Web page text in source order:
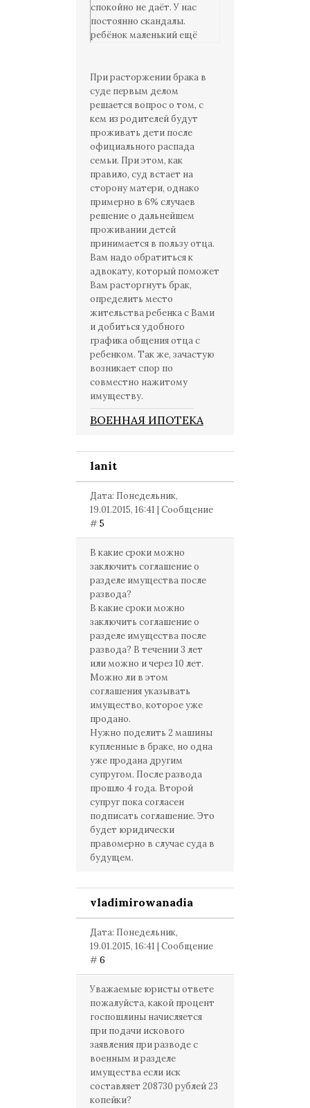
спокойно не даёт. У нас
постоянно скандалы.
ребёнок маленький ещё
При расторжении брака в
суде первым делом
решается вопрос о том, с
кем из родителей будут
проживать дети после
официального распада
семьи. При этом, как
правило, суд встает на
сторону матери, однако
примерно в 6% случаев
решение о дальнейшем
проживании детей
принимается в пользу отца.
Вам надо обратиться к
адвокату, который поможет
Вам расторгнуть брак,
определить место
жительства ребенка с Вами
и добиться удобного
графика общения отца с
ребенком. Так же, зачастую
возникает спор по
совместно нажитому
имуществу.
ВОЕННАЯ ИПОТЕКА
lanit
Дата: Понедельник,
19.01.2015, 16:41 | Сообщение
#5
В какие сроки можно
заключить соглашение о
разделе имущества после
развода?
В какие сроки можно
заключить соглашение о
разделе имущества после
развода? В течении 3 лет
или можно и через 10 лет.
Можно ли в этом
соглашения указывать
имущество, которое уже
продано.
Нужно поделить 2 машины
купленные в браке, но одна
уже продана другим
супругом. После развода
прошло 4 года. Второй
супруг пока согласен
подписать соглашение. Это
будет юридически
правомерно в случае суда в
будущем.
vladimirowanadia
Дата: Понедельник,
19.01.2015, 16:41 | Сообщение
#6
Уважаемые юристы ответе
пожалуйста, какой процент
госпошлины начисляется
при подачи искового
заявления при разводе с
военным и разделе
имущества если иск
составляет 208730 рублей 23
копейки?